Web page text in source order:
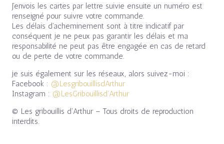
J’envois les cartes par lettre suivie ensuite un numéro est
renseigné pour suivre votre commande.
Les délais d’acheminement sont à titre indicatif par
conséquent je ne peux pas garantir les délais et ma
responsabilité ne peut pas être engagée en cas de retard
ou de perte de votre commande.
je suis également sur les réseaux, alors suivez-moi :
Facebook : @LesgribouillisdArthur
Instagram : @LesGribouillisd’Arthur
© Les gribouillis d’Arthur – Tous droits de reproduction
interdits.